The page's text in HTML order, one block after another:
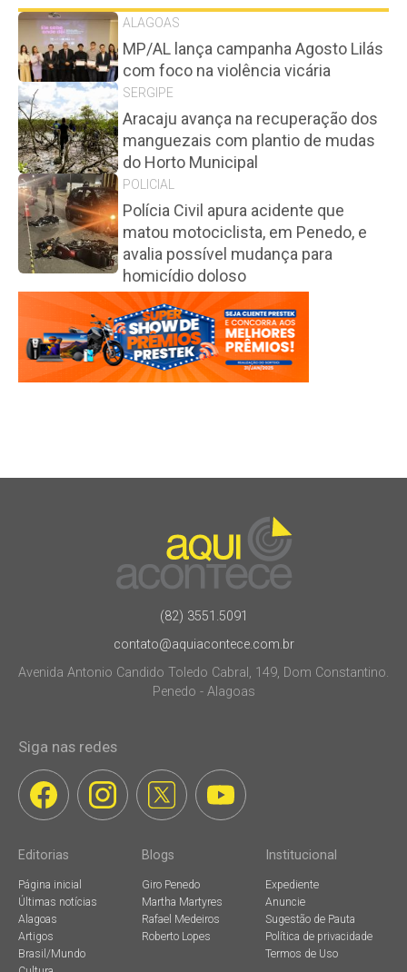
ALAGOAS
MP/AL lança campanha Agosto Lilás
com foco na violência vicária
SERGIPE
Aracaju avança na recuperação dos
manguezais com plantio de mudas
do Horto Municipal
POLICIAL
Polícia Civil apura acidente que
matou motociclista, em Penedo, e
avalia possível mudança para
homicídio doloso
(82) 3551.5091
contato@aquiacontece.com.br
Avenida Antonio Candido Toledo Cabral, 149, Dom Constantino.
Penedo - Alagoas
Siga nas redes
Editorias
Página inicial
Últimas notícias
Alagoas
Artigos
Brasil/Mundo
Blogs
Giro Penedo
Martha Martyres
Rafael Medeiros
Roberto Lopes
Institucional
Expediente
Anuncie
Sugestão de Pauta
Política de privacidade
Termos de Uso